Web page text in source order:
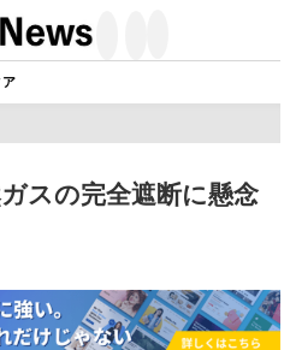
ア
スの完全遮断に懸念